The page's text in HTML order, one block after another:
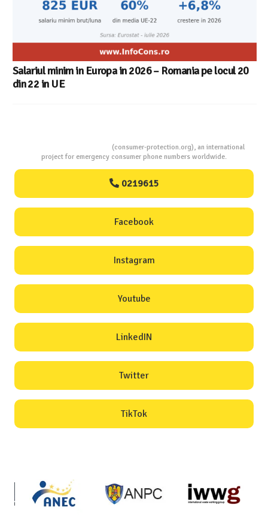
(consumer-protection.org), an international
project for emergency consumer phone numbers worldwide.
0219615
Facebook
Instagram
Youtube
LinkedIN
Twitter
TikTok